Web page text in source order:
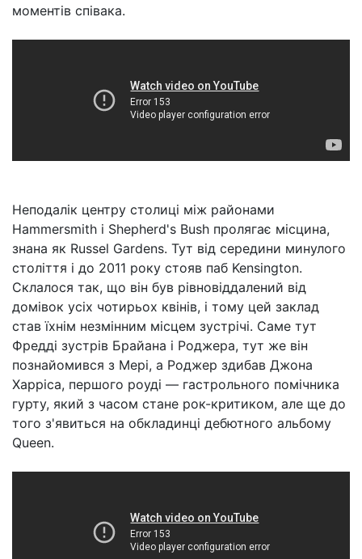
моментів співака.
Неподалік центру столиці між районами
Hammersmith i Shepherd's Bush пролягає місцина,
знана як Russel Gardens. Тут від середини минулого
століття і до 2011 року стояв паб Kensington.
Склалося так, що він був рівновіддалений від
домівок усіх чотирьох квінів, і тому цей заклад
став їхнім незмінним місцем зустрічі. Саме тут
Фредді зустрів Брайана і Роджера, тут же він
познайомився з Мері, а Роджер здибав Джона
Харріса, першого роуді — гастрольного помічника
гурту, який з часом стане рок-критиком, але ще до
того з'явиться на обкладинці дебютного альбому
Queen.